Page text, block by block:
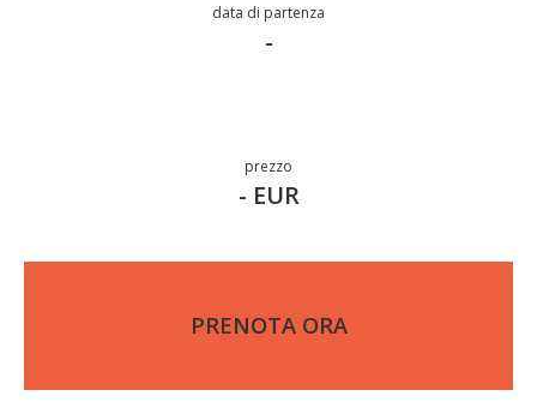
data di partenza
-
prezzo
- EUR
PRENOTA ORA